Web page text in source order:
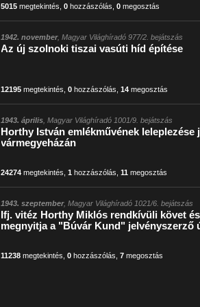
5015 megtekintés ,0 hozzászólás ,0 megosztás
1942. november, Magyar Világhíradó 977/2. bejátszás
Az új szolnoki tiszai vasúti híd építése
12195 megtekintés ,0 hozzászólás ,14 megosztás
1943. április , Magyar Világhíradó 1001/9. bejátszás
Horthy István emlékművének
vármegyeházán
24274 megtekintés ,1 hozzászólás ,11 megosztás
1943. szeptember, Magyar Világhíradó 1021/6. bejátszás
Ifj. vitéz Horthy Miklós rendkívüli követ
megnyitja a "Búvár Kund" jelvényszerző
11238 megtekintés ,0 hozzászólás ,7 megosztás